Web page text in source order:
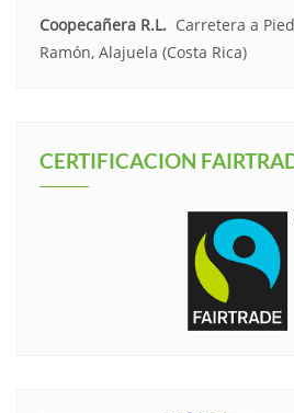
Coopecañera R.L. Carretera a
Ramón, Alajuela (Costa Rica)
CERTIFICACION